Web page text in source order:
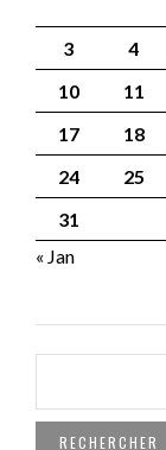
3
4
10
11
17
18
24
25
31
« Jan